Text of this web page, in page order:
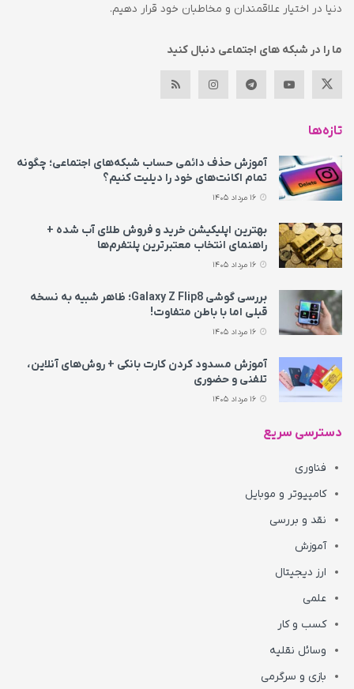
دنیا در اختیار علاقمندان و مخاطبان خود قرار دهیم.
ما را در شبکه های اجتماعی دنبال کنید
تازه‌ها
آموزش حذف دائمی حساب شبکه‌های اجتماعی؛ چگونه
تمام اکانت‌های خود را دیلیت کنیم؟
بهترین اپلیکیشن خرید و فروش طلای آب شده +
راهنمای انتخاب معتبرترین پلتفرم‌ها
بررسی گوشی Galaxy Z Flip8؛ ظاهر شبیه به نسخه
قبلی اما با باطن متفاوت!
آموزش مسدود کردن کارت بانکی + روش‌های آنلاین،
تلفنی و حضوری
دسترسی سریع
فناوری
کامپیوتر و موبایل
نقد و بررسی
آموزش
ارز دیجیتال
علمی
کسب و کار
وسائل نقلیه
بازی و سرگرمی